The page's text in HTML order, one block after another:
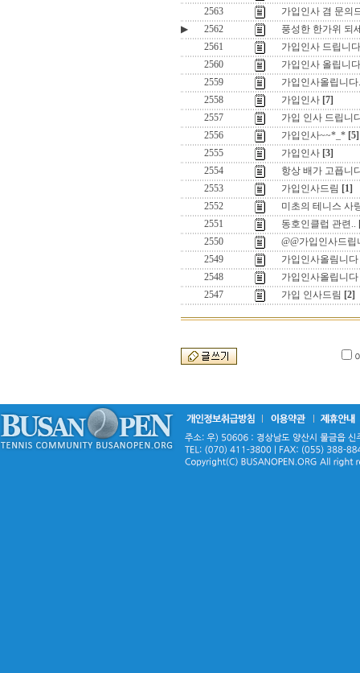
2563
가입인사 겸 문의
▶
2562
풍성한 한가위 되
2561
가입인사 드립니다
2560
가입인사 올립니
2559
가입인사올립니다.
2558
가입인사 [7]
2557
가입 인사 드립니
2556
가입인사~~*_* [5]
2555
가입인사 [3]
2554
항상 배가 고픕니
2553
가입인사드림 [1]
2552
미초의 테니스 사
2551
동호인클럽 관련..
2550
@@가입인사드립
2549
가입인사올림니다
2548
가입인사올립니다
2547
가입 인사드림 [2]